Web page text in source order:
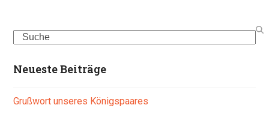
Search
Neueste Beiträge
Grußwort unseres Königspaares